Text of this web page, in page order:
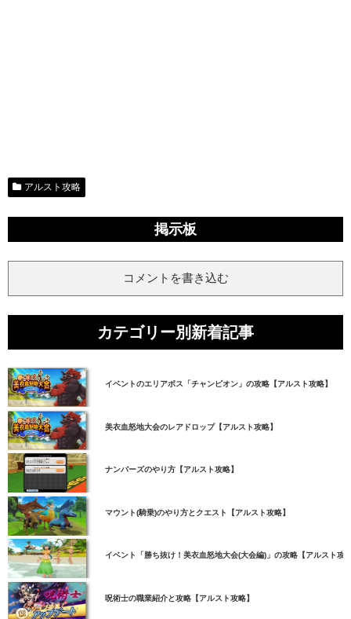
アルスト攻略
掲示板
コメントを書き込む
カテゴリー別新着記事
イベントのエリアボス「チャンピオン」の攻略【アルスト攻略】
美衣血怒地大会のレアドロップ【アルスト攻略】
ナンバーズのやり方【アルスト攻略】
マウント(騎乗)のやり方とクエスト【アルスト攻略】
イベント「勝ち抜け！美衣血怒地大会(大会編)」の攻略【アルスト攻
呪術士の職業紹介と攻略【アルスト攻略】